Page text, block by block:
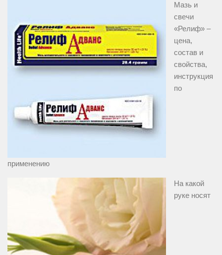
Мазь и
свечи
«Релиф» –
цена,
состав и
свойства,
инструкция
по
применению
На какой
руке носят